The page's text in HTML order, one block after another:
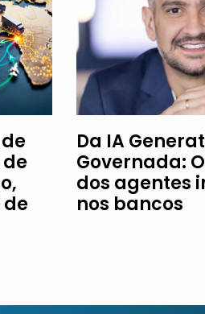
Da IA
Governada:
dos agentes
nos bancos